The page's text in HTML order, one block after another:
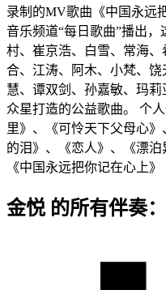
录制的MV歌曲《中国永远
音乐频道“每日歌曲”播出
村、崔京浩、白雪、常海
合、江涛、阿木、小梵、
慧、谭双剑、孙嘉敏、玛
众星打造的公益歌曲。 个
里》、《可怜天下父母心
的泪》、《恋人》、《漂泊
《中国永远把你记在心上》
金悦 的所有伴奏：